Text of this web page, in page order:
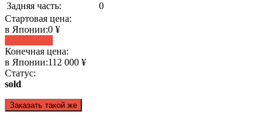
Задняя часть:
0
Стартовая цена:
в Японии:0 ¥
Конечная цена:
в Японии:112 000 ¥
Статус:
sold
Заказать такой же